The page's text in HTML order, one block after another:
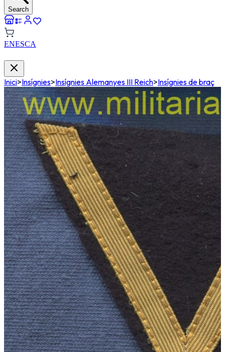
Search
ENESCA
Inici>Insígnies>Insígnies Alemanyes III Reich>Insígnies de braç